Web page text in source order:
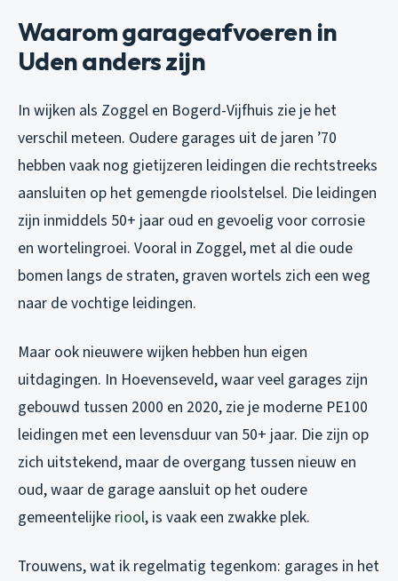
Waarom garageafvoeren in
Uden anders zijn
In wijken als Zoggel en Bogerd-Vijfhuis zie je het
verschil meteen. Oudere garages uit de jaren ’70
hebben vaak nog gietijzeren leidingen die rechtstreeks
aansluiten op het gemengde rioolstelsel. Die leidingen
zijn inmiddels 50+ jaar oud en gevoelig voor corrosie
en wortelingroei. Vooral in Zoggel, met al die oude
bomen langs de straten, graven wortels zich een weg
naar de vochtige leidingen.
Maar ook nieuwere wijken hebben hun eigen
uitdagingen. In Hoevenseveld, waar veel garages zijn
gebouwd tussen 2000 en 2020, zie je moderne PE100
leidingen met een levensduur van 50+ jaar. Die zijn op
zich uitstekend, maar de overgang tussen nieuw en
oud, waar de garage aansluit op het oudere
gemeentelijke riool, is vaak een zwakke plek.
Trouwens, wat ik regelmatig tegenkom: garages in het